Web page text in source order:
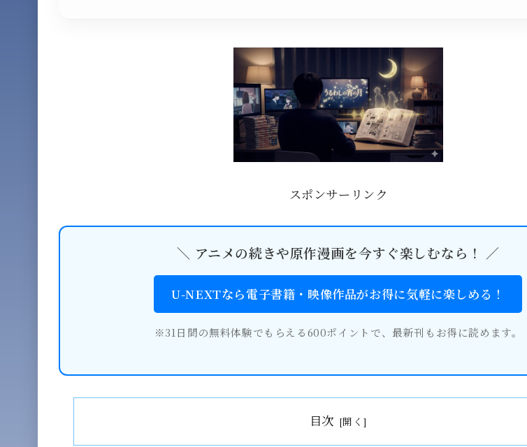
スポンサーリンク
＼ アニメの続きや原作漫画を今すぐ楽しむなら！ ／
U-NEXTなら電子書籍・映像作品がお得に気軽に楽しめる！
※31日間の無料体験でもらえる600ポイントで、最新刊もお得に読めます。
目次